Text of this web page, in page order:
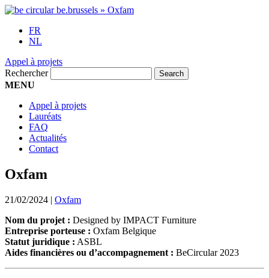
FR
NL
Appel à projets
Rechercher
MENU
Appel à projets
Lauréats
FAQ
Actualités
Contact
Oxfam
21/02/2024 | Oxfam
Nom du projet : Designed by IMPACT Furniture
Entreprise porteuse : Oxfam Belgique
Statut juridique : ASBL
Aides financières ou d’accompagnement : BeCircular 2023